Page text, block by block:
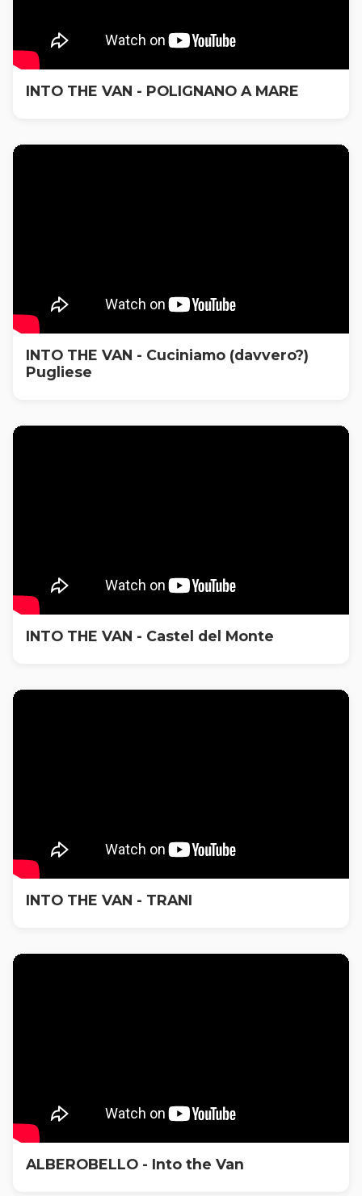
INTO THE VAN - POLIGNANO A MARE
INTO THE VAN - Cuciniamo (davvero?)
Pugliese
INTO THE VAN - Castel del Monte
INTO THE VAN - TRANI
ALBEROBELLO - Into the Van